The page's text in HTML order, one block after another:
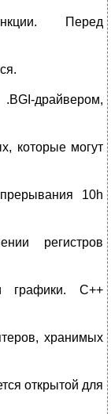
Перед
драйвером,
которые могут
10h
регистров
графики. С++
хранимых
открытой для